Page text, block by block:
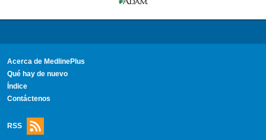
Acerca de MedlinePlus
Qué hay de nuevo
Índice
Contáctenos
RSS